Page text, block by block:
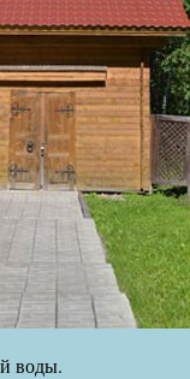
воды.